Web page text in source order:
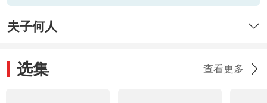
夫子何人
选集 查看更多